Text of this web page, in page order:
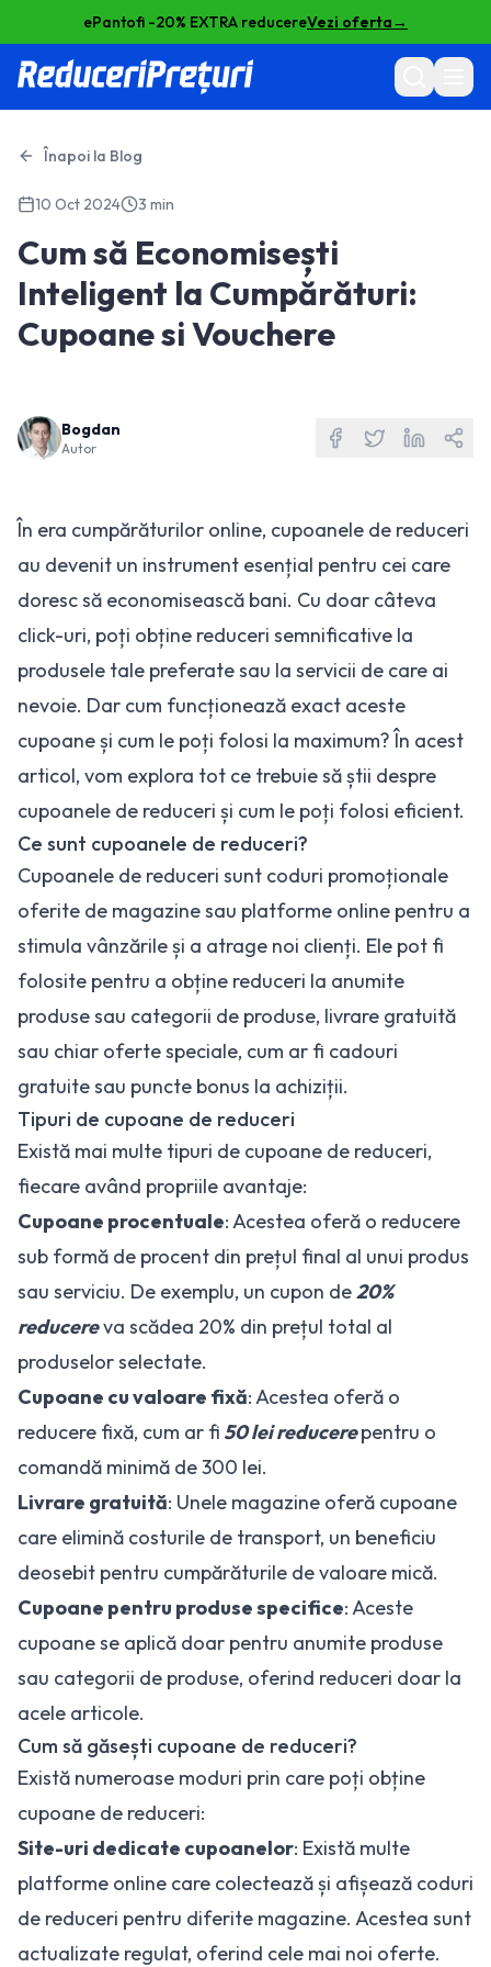
ePantofi -20% EXTRA reducereVezi oferta→
Înapoi la Blog
10 Oct 2024 3 min
Cum să Economisești
Inteligent la Cumpărături:
Cupoane si Vouchere
Bogdan
Autor
În era cumpărăturilor online, cupoanele de reduceri
au devenit un instrument esențial pentru cei care
doresc să economisească bani. Cu doar câteva
click-uri, poți obține reduceri semnificative la
produsele tale preferate sau la servicii de care ai
nevoie. Dar cum funcționează exact aceste
cupoane și cum le poți folosi la maximum? În acest
articol, vom explora tot ce trebuie să știi despre
cupoanele de reduceri și cum le poți folosi eficient.
Ce sunt cupoanele de reduceri?
Cupoanele de reduceri sunt coduri promoționale
oferite de magazine sau platforme online pentru a
stimula vânzările și a atrage noi clienți. Ele pot fi
folosite pentru a obține reduceri la anumite
produse sau categorii de produse, livrare gratuită
sau chiar oferte speciale, cum ar fi cadouri
gratuite sau puncte bonus la achiziții.
Tipuri de cupoane de reduceri
Există mai multe tipuri de cupoane de reduceri,
fiecare având propriile avantaje:
Cupoane procentuale: Acestea oferă o reducere
sub formă de procent din prețul final al unui produs
sau serviciu. De exemplu, un cupon de20%
reducereva scădea 20% din prețul total al
produselor selectate.
Cupoane cu valoare fixă: Acestea oferă o
reducere fixă, cum ar fi50 lei reducerepentru o
comandă minimă de 300 lei.
Livrare gratuită: Unele magazine oferă cupoane
care elimină costurile de transport, un beneficiu
deosebit pentru cumpărăturile de valoare mică.
Cupoane pentru produse specifice: Aceste
cupoane se aplică doar pentru anumite produse
sau categorii de produse, oferind reduceri doar la
acele articole.
Cum să găsești cupoane de reduceri?
Există numeroase moduri prin care poți obține
cupoane de reduceri:
Site-uri dedicate cupoanelor: Există multe
platforme online care colectează și afișează coduri
de reduceri pentru diferite magazine. Acestea sunt
actualizate regulat, oferind cele mai noi oferte.